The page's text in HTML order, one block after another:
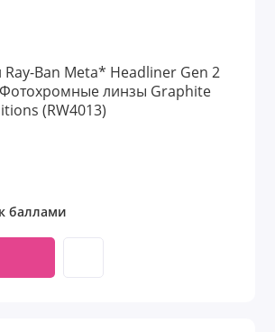
Ban Meta* Headliner Gen 2
Фотохромные линзы Graphite
(RW4013)
баллами